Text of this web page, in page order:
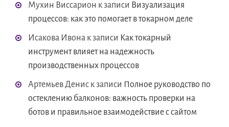
Мухин Виссарион к записи Визуализация
процессов: как это помогает в токарном деле
Исакова Ивона к записи Как токарный
инструмент влияет на надежность
производственных процессов
Артемьев Денис к записи Полное руководство по
остеклению балконов: важность проверки на
ботов и правильное взаимодействие с сайтом